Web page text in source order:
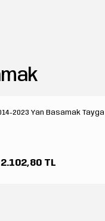
2023 Yan Basamak Tayga
TL